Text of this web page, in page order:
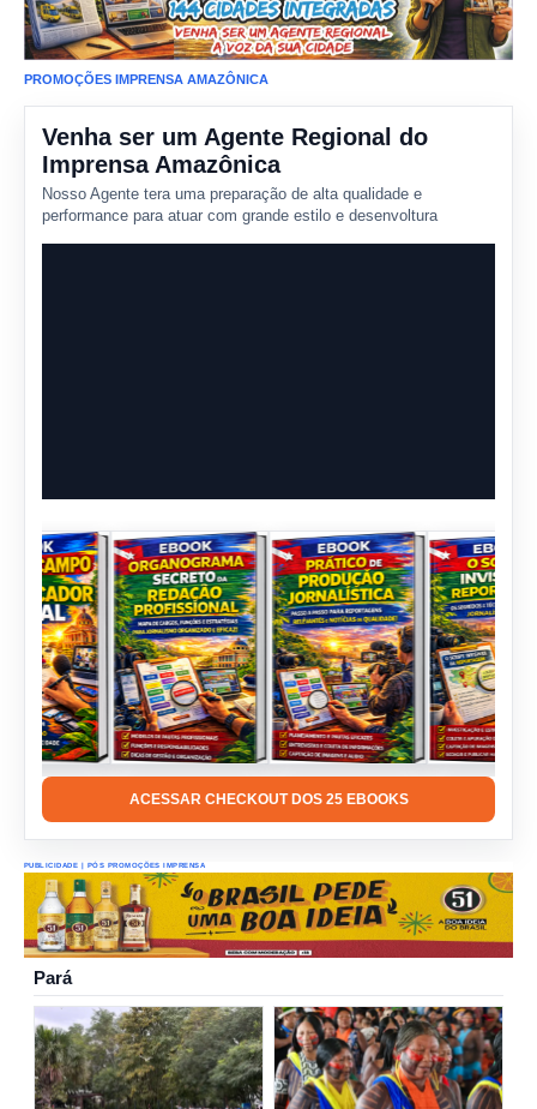
PROMOÇÕES IMPRENSA AMAZÔNICA
Venha ser um Agente Regional do
Imprensa Amazônica
Nosso Agente tera uma preparação de alta qualidade e
performance para atuar com grande estilo e desenvoltura
ACESSAR CHECKOUT DOS 25 EBOOKS
PUBLICIDADE | PÓS PROMOÇÕES IMPRENSA
Pará